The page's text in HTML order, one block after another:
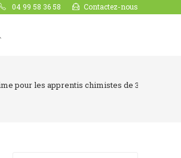
04 99 58 36 58 Contactez-nous
pour les apprentis chimistes de 3ième